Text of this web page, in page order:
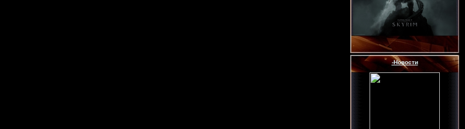
-Новости